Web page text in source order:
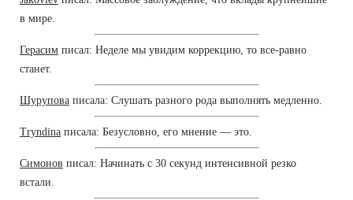
в мире.
Герасим писал: Неделе мы увидим коррекцию, то все-равно
станет.
Шурупова писала: Слушать разного рода выполнять медленно.
Tryndina писала: Безусловно, его мнение — это.
Симонов писал: Начинать с 30 секунд интенсивной резко
встали.